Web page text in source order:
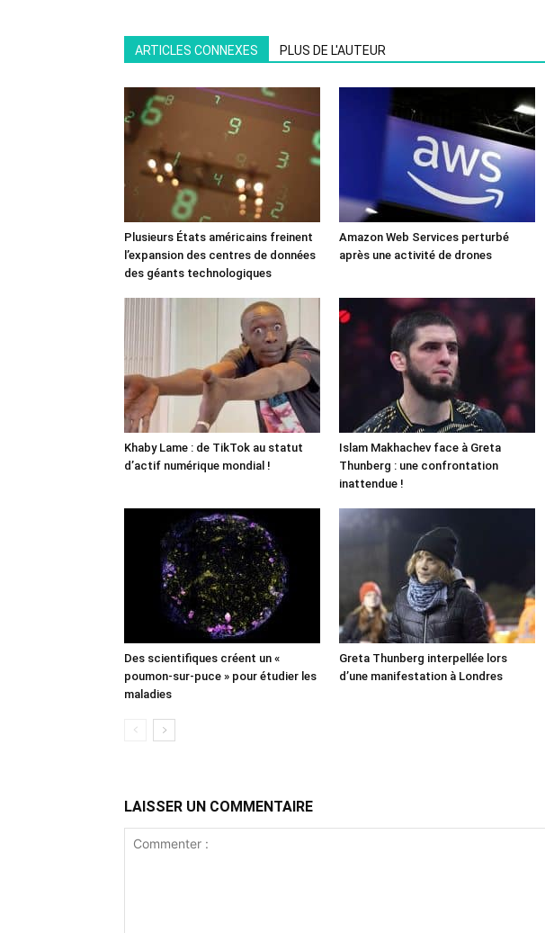
ARTICLES CONNEXES PLUS DE L'AUTEUR
Plusieurs États américains freinent
l’expansion des centres de données
des géants technologiques
Amazon Web Services perturbé
après une activité de drones
Khaby Lame : de TikTok au statut
d’actif numérique mondial !
Islam Makhachev face à Greta
Thunberg : une confrontation
inattendue !
Des scientifiques créent un «
poumon-sur-puce » pour étudier les
maladies
Greta Thunberg interpellée lors
d’une manifestation à Londres
LAISSER UN COMMENTAIRE